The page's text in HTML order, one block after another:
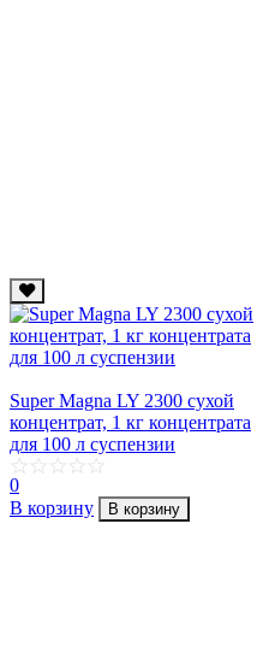
Super Magna LY 2300 сухой
концентрат, 1 кг концентрата
для 100 л суcпензии
0
В корзину
В корзину